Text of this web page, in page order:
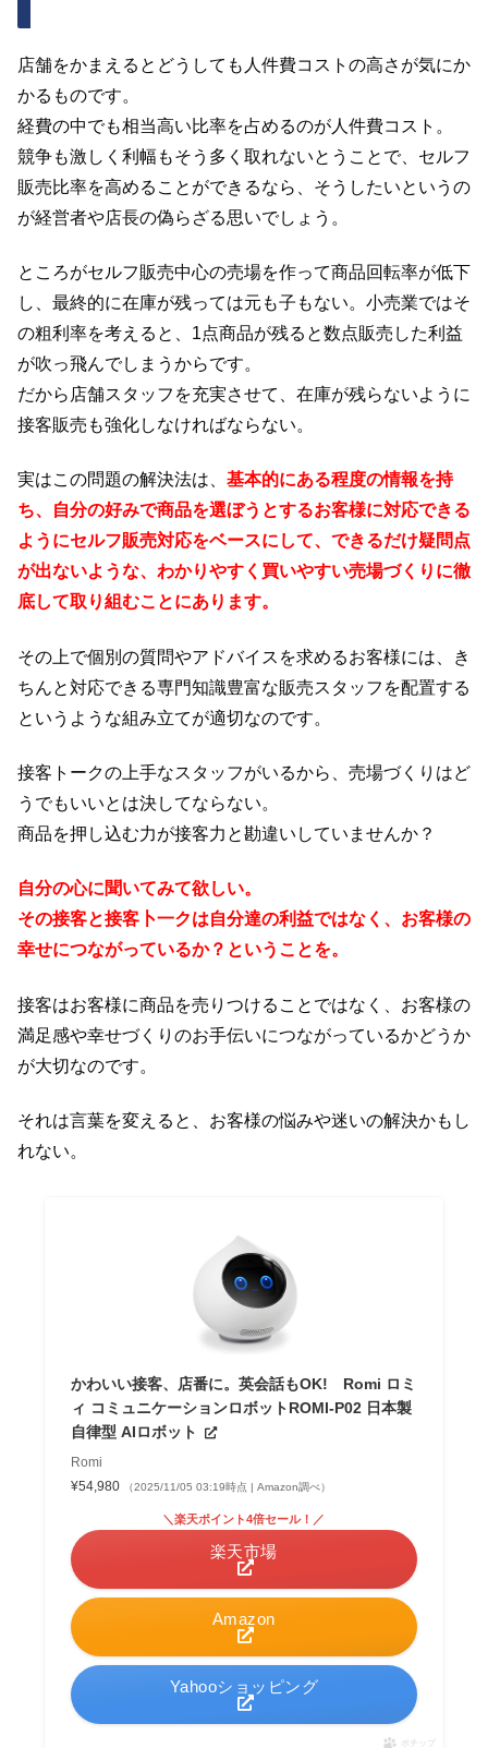
店舗をかまえるとどうしても人件費コストの高さが気にか
かるものです。
経費の中でも相当高い比率を占めるのが人件費コスト。
競争も激しく利幅もそう多く取れないとうことで、セルフ
販売比率を高めることができるなら、そうしたいというの
が経営者や店長の偽らざる思いでしょう。
ところがセルフ販売中心の売場を作って商品回転率が低下
し、最終的に在庫が残っては元も子もない。小売業ではそ
の粗利率を考えると、1点商品が残ると数点販売した利益
が吹っ飛んでしまうからです。
だから店舗スタッフを充実させて、在庫が残らないように
接客販売も強化しなければならない。
実はこの問題の解決法は、 基本的にある程度の情報を持
ち、自分の好みで商品を選ぼうとするお客様に対応できる
ようにセルフ販売対応をベースにして、できるだけ疑問点
が出ないような、わかりやすく買いやすい売場づくりに徹
底して取り組むことにあります。
その上で個別の質問やアドバイスを求めるお客様には、き
ちんと対応できる専門知識豊富な販売スタッフを配置する
というような組み立てが適切なのです。
接客トークの上手なスタッフがいるから、売場づくりはど
うでもいいとは決してならない。
商品を押し込む力が接客力と勘違いしていませんか？
自分の心に聞いてみて欲しい。
その接客と接客卜一クは自分達の利益ではなく、お客様の
幸せにつながっているか？ということを。
接客はお客様に商品を売りつけることではなく、お客様の
満足感や幸せづくりのお手伝いにつながっているかどうか
が大切なのです。
それは言葉を変えると、お客様の悩みや迷いの解決かもし
れない。
かわいい接客、店番に。英会話もOK! Romi ロミ
ィ コミュニケーションロボットROMI-P02 日本製
自律型 AIロボット
Romi
¥54,980
（2025/11/05 03:19時点 | Amazon調べ）
Amazon
＼楽天ポイント4倍セール！／
楽天市場
Yahooショッピング
ポチップ